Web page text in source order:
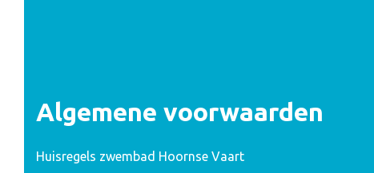
Algemene voorwaarden
Huisregels zwembad Hoornse Vaart